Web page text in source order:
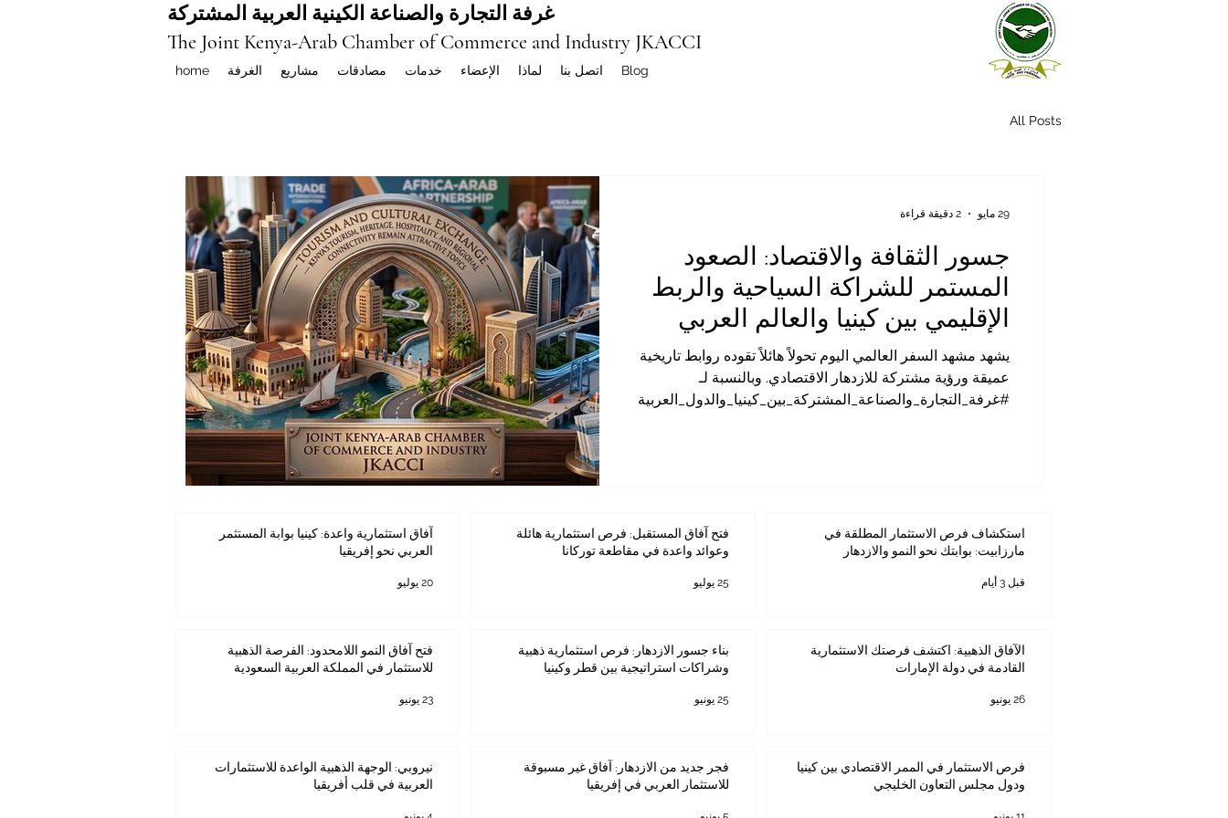
غرفة التجارة والصناعة الكينية العربية المشتركة
The Joint Kenya-Arab Chamber of Commerce and Industry JKACCI
home الغرفة مشاريع مصادقات خدمات الإعضاء لماذا اتصل بنا Blog
All Posts
جسور الثقافة والاقتصاد: الصعود
المستمر للشراكة السياحية والربط
الإقليمي بين كينيا والعالم العربي
يشهد مشهد السفر العالمي اليوم تحولاً هائلاً تقوده روابط تاريخية
عميقة ورؤية مشتركة للازدهار الاقتصادي. وبالنسبة لـ
#غرفة_التجارة_والصناعة_المشتركة_بين_كينيا_والدول_العربية
وشبه الجزيرة العربية البضائ
29 مايو 2 دقيقة قراءة
استكشاف فرص الاستثمار المطلقة في
مارزابيت: بوابتك نحو النمو والازدهار
قبل 3 أيام
فتح آفاق المستقبل: فرص استثمارية هائلة
وعوائد واعدة في مقاطعة توركانا
25 يوليو
آفاق استثمارية واعدة: كينيا بوابة المستثمر
العربي نحو إفريقيا
20 يوليو
الآفاق الذهبية: اكتشف فرصتك الاستثمارية
القادمة في دولة الإمارات
26 يونيو
بناء جسور الازدهار: فرص استثمارية ذهبية
وشراكات استراتيجية بين قطر وكينيا
25 يونيو
فتح آفاق النمو اللامحدود: الفرصة الذهبية
للاستثمار في المملكة العربية السعودية
23 يونيو
فرص الاستثمار في الممر الاقتصادي بين كينيا
ودول مجلس التعاون الخليجي
فجر جديد من الازدهار: آفاق غير مسبوقة
للاستثمار العربي في إفريقيا
نيروبي: الوجهة الذهبية الواعدة للاستثمارات
العربية في قلب أفريقيا